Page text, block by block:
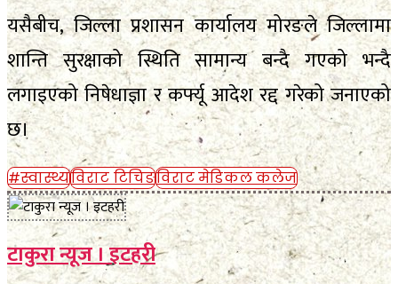
यसैबीच, जिल्ला प्रशासन कार्यालय मोरङले जिल्लामा
शान्ति सुरक्षाको स्थिति सामान्य बन्दै गएको भन्दै
लगाइएको निषेधाज्ञा र कर्फ्यू आदेश रद्द गरेको जनाएको
छ।
#स्वास्थ्यविराट टिचिङविराट मेडिकल कलेज
टाकुरा न्यूज । इटहरी